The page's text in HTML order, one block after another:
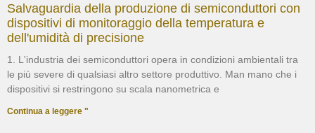
Salvaguardia della produzione di semiconduttori con
dispositivi di monitoraggio della temperatura e
dell'umidità di precisione
1. L'industria dei semiconduttori opera in condizioni ambientali tra
le più severe di qualsiasi altro settore produttivo. Man mano che i
dispositivi si restringono su scala nanometrica e
Continua a leggere "